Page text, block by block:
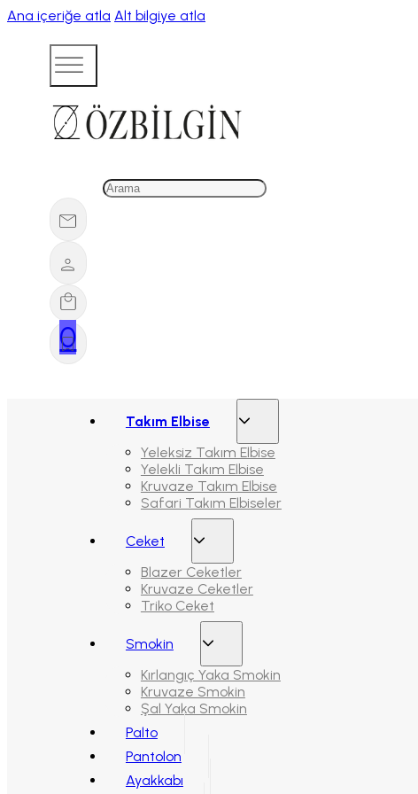
Ana içeriğe atla Alt bilgiye atla
0
Takım Elbise
Yeleksiz Takım Elbise
Yelekli Takım Elbise
Kruvaze Takım Elbise
Safari Takım Elbiseler
Ceket
Blazer Ceketler
Kruvaze Ceketler
Triko Ceket
Smokin
Kırlangıç Yaka Smokin
Kruvaze Smokin
Şal Yaka Smokin
Palto
Pantolon
Ayakkabı